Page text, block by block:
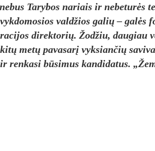
Ta­ry­bos na­riais ir ne­be­turės
vald­žios ga­lių – galės
di­rek­to­rių. Žod­žiu, dau­giau
metų pa­va­sarį vyk­sian­čių
ren­ka­si būsi­mus kan­di­da­tus.